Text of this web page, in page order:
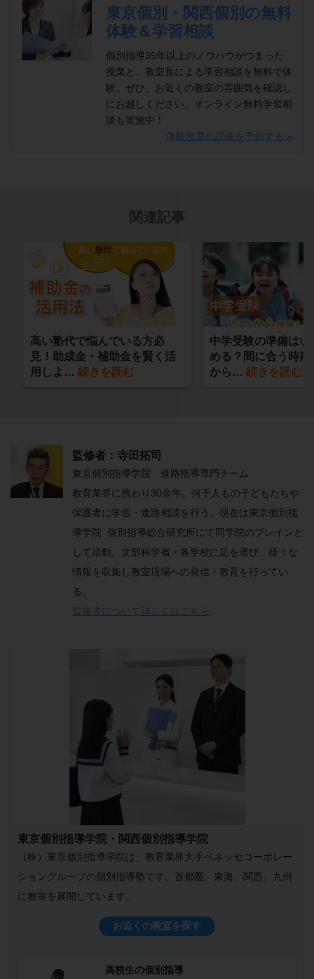
東京個別・関西個別の無料
体験＆学習相談
個別指導35年以上のノウハウがつまった
授業と、教室長による学習相談を無料で体
験。ぜひ、お近くの教室の雰囲気を確認し
にお越しください。オンライン無料学習相
談も実施中！
体験授業の詳細を予約する »
関連記事
高い塾代で悩んでいる方必
見！助成金・補助金を賢く活
用しよ… 続きを読む
中学受験の準備はい
める？間に合う時期
から… 続きを読む
監修者：寺田拓司
東京個別指導学院 進路指導専門チーム
教育業界に携わり30余年。何千人もの子どもたちや
保護者に学習・進路相談を行う。現在は東京個別指
導学院 個別指導総合研究所にて同学院のブレインと
して活動。文部科学省・各学校に足を運び、様々な
情報を収集し教室現場への発信・教育を行ってい
る。
監修者について詳しくはこちら
東京個別指導学院・関西個別指導学院
（株）東京個別指導学院は、教育業界大手ベネッセコーポレー
ショングループの個別指導塾です。首都圏、東海、関西、九州
に教室を展開しています。
お近くの教室を探す
高校生の個別指導